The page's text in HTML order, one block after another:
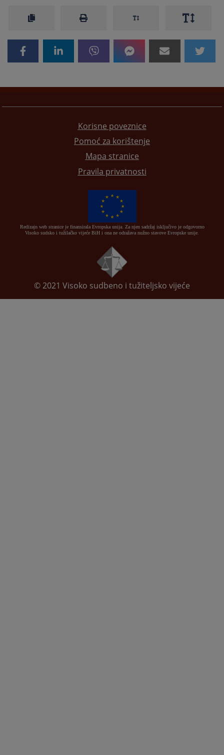
Korisne poveznice
Pomoć za korištenje
Mapa stranice
Pravila privatnosti
Redizajn web stranice je finansirala Evropska unija. Za njen sadržaj isključivo je odgovorno
Visoko sudsko i tužilačko vijeće BiH i ona ne odražava nužno stavove Evropske unije.
© 2021 Visoko sudbeno i tužiteljsko vijeće